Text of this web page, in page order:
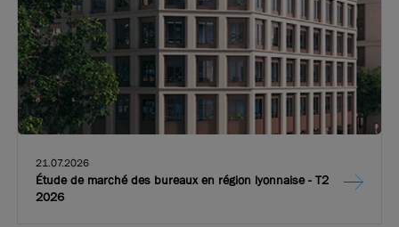
21.07.2026
Étude de marché des bureaux en région lyonnaise - T2
2026